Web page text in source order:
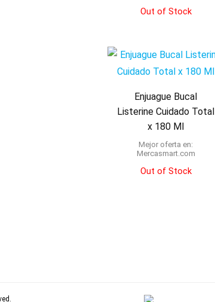
Out of Stock
Enjuague Bucal
Listerine Cuidado Total
x 180 Ml
Mejor oferta en:
mercasmart.com
Out of Stock
All rights reserved.